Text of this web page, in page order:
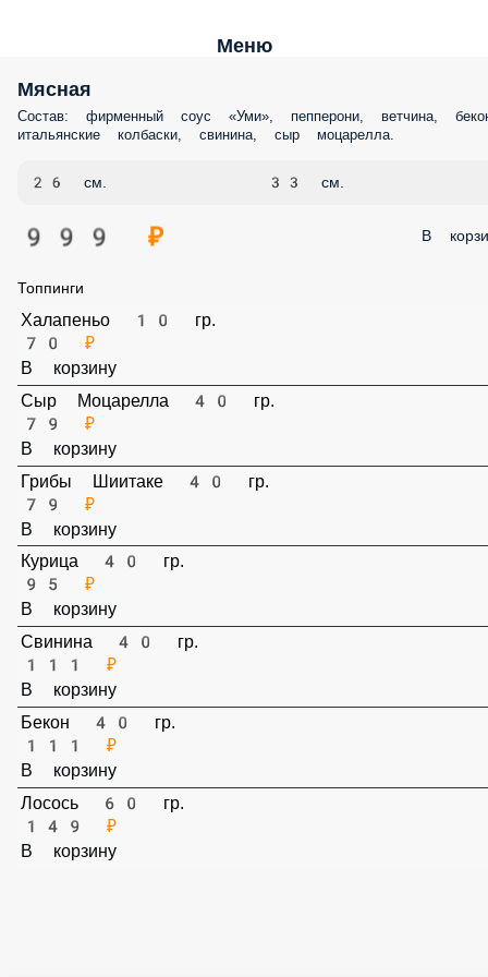
Меню
Мясная
Состав: фирменный соус «Уми», пепперони, ветчина, бекон,
итальянские колбаски, свинина, сыр моцарелла.
26 см. 33 см.
999 ₽ В
Топпинги
Халапеньо 10 гр.
70 ₽
В корзину
Сыр Моцарелла 40 гр.
79 ₽
В корзину
Грибы Шиитаке 40 гр.
79 ₽
В корзину
Курица 40 гр.
95 ₽
В корзину
Свинина 40 гр.
111 ₽
В корзину
Бекон 40 гр.
111 ₽
В корзину